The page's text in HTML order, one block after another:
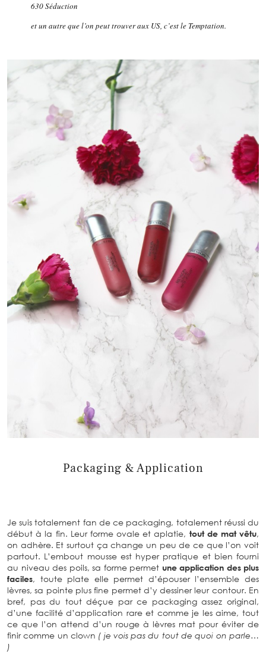
630 Séduction
et un autre que l’on peut trouver aux US, c’est le Temptation.
Packaging & Application
Je suis totalement fan de ce packaging, totalement réussi du
début à la fin. Leur forme ovale et aplatie, tout de mat vêtu,
on adhère. Et surtout ça change un peu de ce que l’on voit
partout. L’embout mousse est hyper pratique et bien fourni
au niveau des poils, sa forme permet une application des plus
faciles, toute plate elle permet d’épouser l’ensemble des
lèvres, sa pointe plus fine permet d’y dessiner leur contour. En
bref, pas du tout déçue par ce packaging assez original,
d’une facilité d’application rare et comme je les aime, tout
ce que l’on attend d’un rouge à lèvres mat pour éviter de
finir comme un clown ( je vois pas du tout de quoi on parle…
)